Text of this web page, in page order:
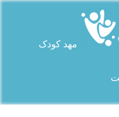
مهد کودک